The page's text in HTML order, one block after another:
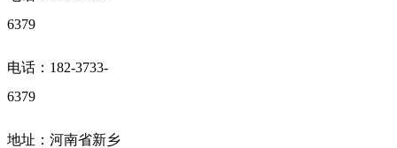
6379
电话：182-3733-
6379
地址：河南省新乡